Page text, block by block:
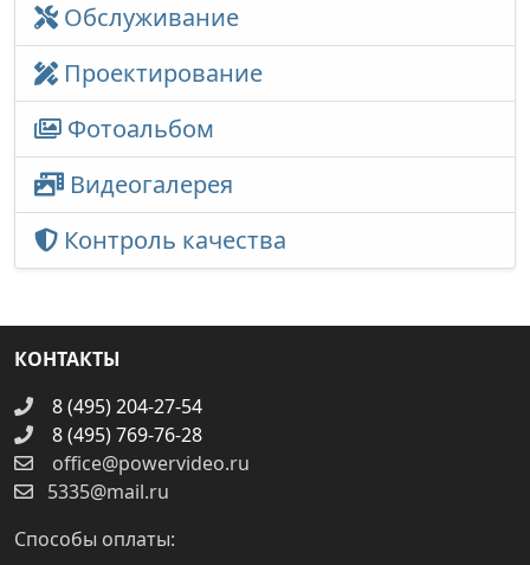
Обслуживание
Проектирование
Фотоальбом
Видеогалерея
Контроль качества
КОНТАКТЫ
8 (495) 204-27-54
8 (495) 769-76-28
office@powervideo.ru
5335@mail.ru
Способы оплаты: